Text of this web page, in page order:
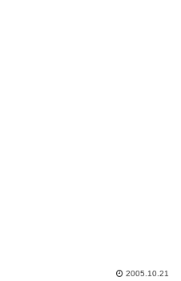
2005.10.21